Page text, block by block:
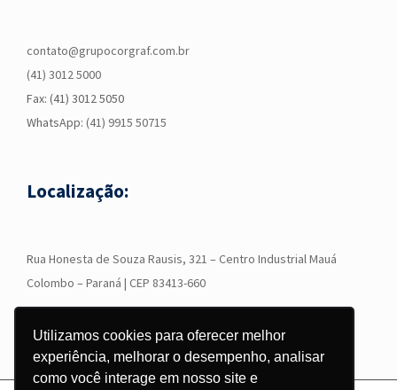
Utilizamos cookies para oferecer melhor
experiência, melhorar o desempenho, analisar
como você interage em nosso site e
contato@grupocorgraf.com.br
(41) 3012 5000
Fax: (41) 3012 5050
WhatsApp: (41) 9915 50715
Localização:
Rua Honesta de Souza Rausis, 321 – Centro Industrial Mauá
Colombo – Paraná | CEP 83413-660